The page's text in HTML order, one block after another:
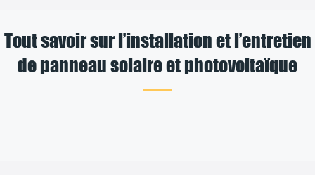
Tout savoir sur l’installation et l’entretien
de panneau solaire et photovoltaïque